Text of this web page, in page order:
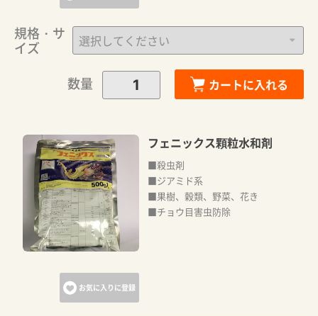
規格・サ
イズ
数量
カートに入れる
お気に入りに登録
フェニックス顆粒水和剤
■殺虫剤
■ジアミド系
■果樹、穀類、野菜、花き
■チョウ目害虫防除